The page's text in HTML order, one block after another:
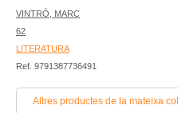
VINTRÓ, MARC
62
LITERATURA
Ref. 9791387736491
Altres productes de la mateixa